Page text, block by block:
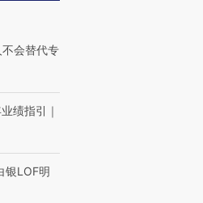
会替代专
绩指引｜
银LOF明